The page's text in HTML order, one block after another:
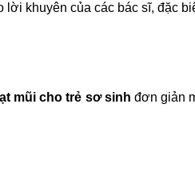
khuyên của các bác sĩ, đặc
mũi cho trẻ sơ sinh đơn giản